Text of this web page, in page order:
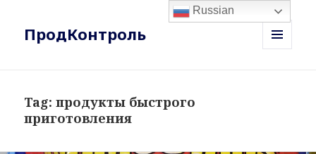
ПродКонтроль
Tag:продукты быстрого
приготовления
Russian